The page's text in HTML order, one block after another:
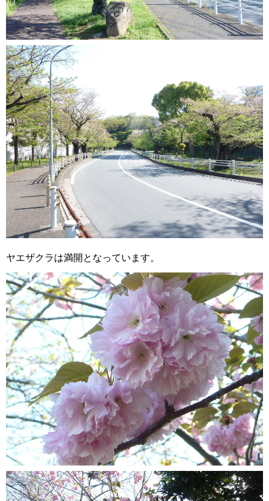
ヤエザクラは満開となっています。